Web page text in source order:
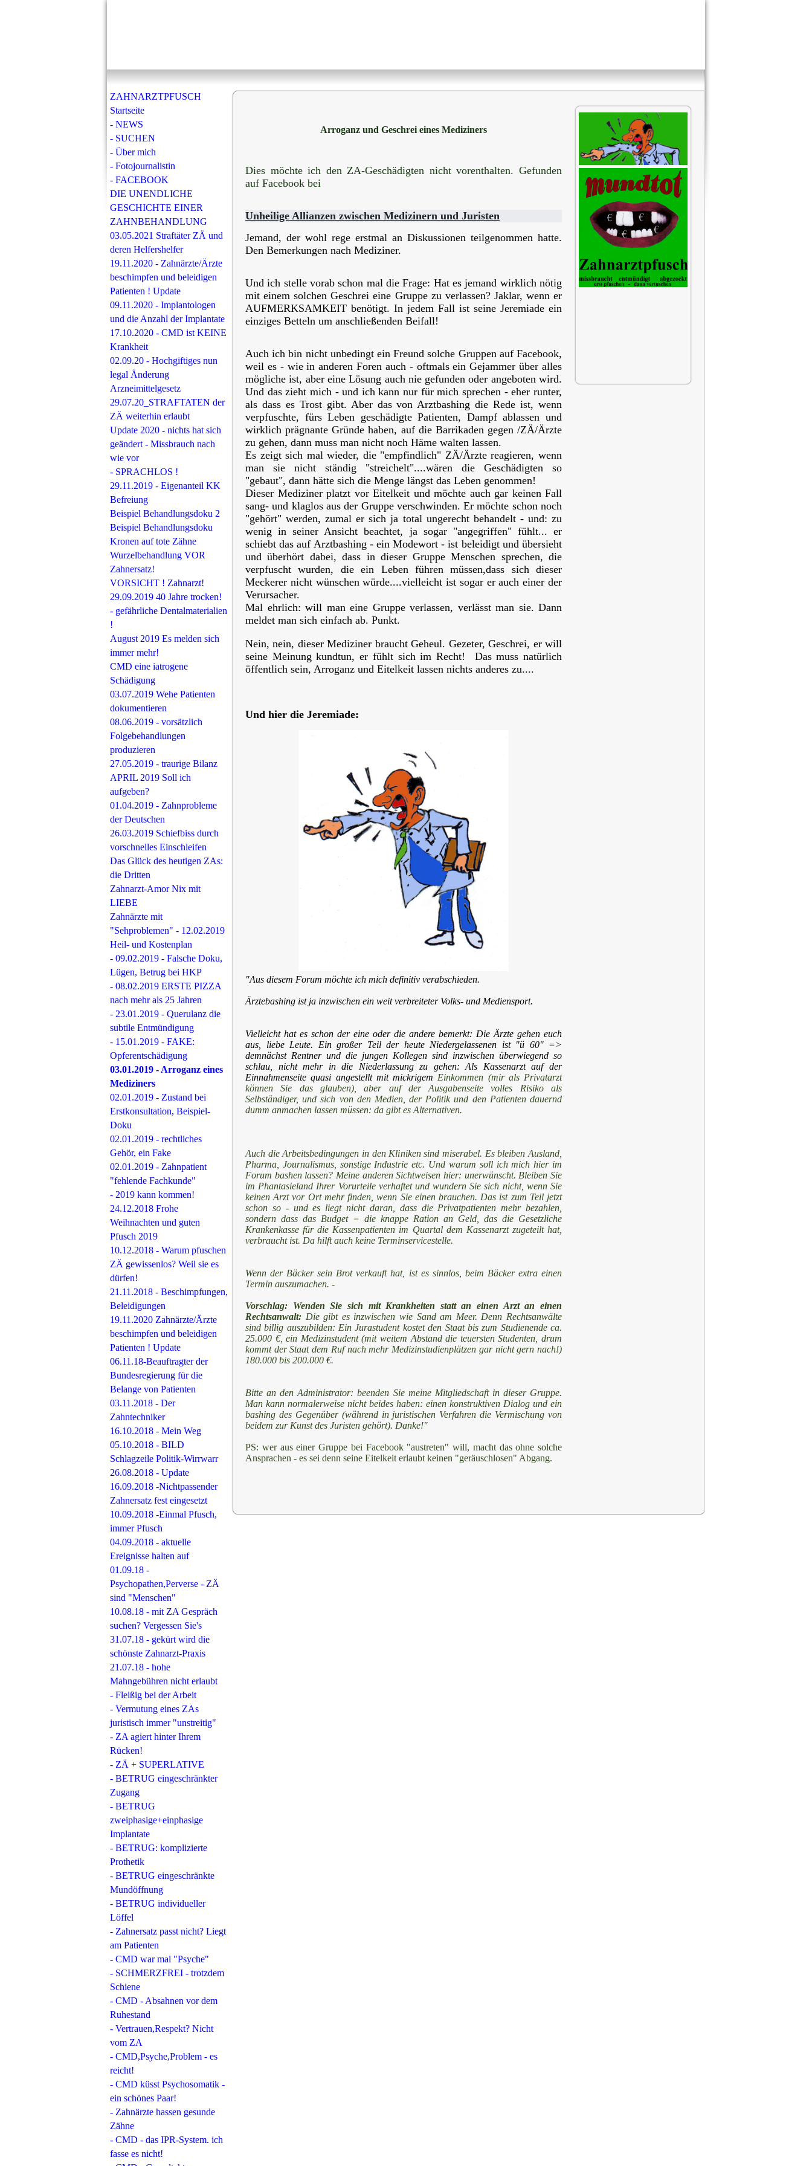
ZAHNARZTPFUSCH
Startseite
- NEWS
- SUCHEN
- Über mich
- Fotojournalistin
- FACEBOOK
DIE UNENDLICHE
GESCHICHTE EINER
ZAHNBEHANDLUNG
03.05.2021 Straftäter ZÄ und
deren Helfershelfer
19.11.2020 - Zahnärzte/Ärzte
beschimpfen und beleidigen
Patienten ! Update
09.11.2020 - Implantologen
und die Anzahl der Implantate
17.10.2020 - CMD ist KEINE
Krankheit
02.09.20 - Hochgiftiges nun
legal Änderung
Arzneimittelgesetz
29.07.20_STRAFTATEN der
ZÄ weiterhin erlaubt
Update 2020 - nichts hat sich
geändert - Missbrauch nach
wie vor
- SPRACHLOS !
29.11.2019 - Eigenanteil KK
Befreiung
Beispiel Behandlungsdoku 2
Beispiel Behandlungsdoku
Kronen auf tote Zähne
Wurzelbehandlung VOR
Zahnersatz!
VORSICHT ! Zahnarzt!
29.09.2019 40 Jahre trocken!
- gefährliche Dentalmaterialien
!
August 2019 Es melden sich
immer mehr!
CMD eine iatrogene
Schädigung
03.07.2019 Wehe Patienten
dokumentieren
08.06.2019 - vorsätzlich
Folgebehandlungen
produzieren
27.05.2019 - traurige Bilanz
APRIL 2019 Soll ich
aufgeben?
01.04.2019 - Zahnprobleme
der Deutschen
26.03.2019 Schiefbiss durch
vorschnelles Einschleifen
Das Glück des heutigen ZAs:
die Dritten
Zahnarzt-Amor Nix mit
LIEBE
Zahnärzte mit
"Sehproblemen" - 12.02.2019
Heil- und Kostenplan
- 09.02.2019 - Falsche Doku,
Lügen, Betrug bei HKP
- 08.02.2019 ERSTE PIZZA
nach mehr als 25 Jahren
- 23.01.2019 - Querulanz die
subtile Entmündigung
- 15.01.2019 - FAKE:
Opferentschädigung
03.01.2019 - Arroganz eines
Mediziners
02.01.2019 - Zustand bei
Erstkonsultation, Beispiel-
Doku
02.01.2019 - rechtliches
Gehör, ein Fake
02.01.2019 - Zahnpatient
"fehlende Fachkunde"
- 2019 kann kommen!
24.12.2018 Frohe
Weihnachten und guten
Pfusch 2019
10.12.2018 - Warum pfuschen
ZÄ gewissenlos? Weil sie es
dürfen!
21.11.2018 - Beschimpfungen,
Beleidigungen
19.11.2020 Zahnärzte/Ärzte
beschimpfen und beleidigen
Patienten ! Update
06.11.18-Beauftragter der
Bundesregierung für die
Belange von Patienten
03.11.2018 - Der
Zahntechniker
16.10.2018 - Mein Weg
05.10.2018 - BILD
Schlagzeile Politik-Wirrwarr
26.08.2018 - Update
16.09.2018 -Nichtpassender
Zahnersatz fest eingesetzt
10.09.2018 -Einmal Pfusch,
immer Pfusch
04.09.2018 - aktuelle
Ereignisse halten auf
01.09.18 -
Psychopathen,Perverse - ZÄ
sind "Menschen"
10.08.18 - mit ZA Gespräch
suchen? Vergessen Sie's
31.07.18 - gekürt wird die
schönste Zahnarzt-Praxis
21.07.18 - hohe
Mahngebühren nicht erlaubt
- Fleißig bei der Arbeit
- Vermutung eines ZAs
juristisch immer "unstreitig"
- ZA agiert hinter Ihrem
Rücken!
- ZÄ + SUPERLATIVE
- BETRUG eingeschränkter
Zugang
- BETRUG
zweiphasige+einphasige
Implantate
- BETRUG: komplizierte
Prothetik
- BETRUG eingeschränkte
Mundöffnung
- BETRUG individueller
Löffel
- Zahnersatz passt nicht? Liegt
am Patienten
- CMD war mal "Psyche"
- SCHMERZFREI - trotzdem
Schiene
- CMD - Absahnen vor dem
Ruhestand
- Vertrauen,Respekt? Nicht
vom ZA
- CMD,Psyche,Problem - es
reicht!
- CMD küsst Psychosomatik -
ein schönes Paar!
- Zahnärzte hassen gesunde
Zähne
- CMD - das IPR-System. ich
fasse es nicht!
Arroganz und Geschrei eines Mediziners
Dies möchte ich den ZA-Geschädigten nicht vorenthalten. Gefunden
auf Facebook bei
Unheilige Allianzen zwischen Medizinern und Juristen
Jemand, der wohl rege erstmal an Diskussionen teilgenommen hatte.
Den Bemerkungen nach Mediziner.
Und ich stelle vorab schon mal die Frage: Hat es jemand wirklich nötig
mit einem solchen Geschrei eine Gruppe zu verlassen? Jaklar, wenn er
AUFMERKSAMKEIT benötigt. In jedem Fall ist seine Jeremiade ein
einziges Betteln um anschließenden Beifall!
Auch ich bin nicht unbedingt ein Freund solche Gruppen auf Facebook,
weil es - wie in anderen Foren auch - oftmals ein Gejammer über alles
mögliche ist, aber eine Lösung auch nie gefunden oder angeboten wird.
Und das zieht mich - und ich kann nur für mich sprechen - eher runter,
als dass es Trost gibt. Aber das von Arztbashing die Rede ist, wenn
verpfuschte, fürs Leben geschädigte Patienten, Dampf ablassen und
wirklich prägnante Gründe haben, auf die Barrikaden gegen /ZÄ/Ärzte
zu gehen, dann muss man nicht noch Häme walten lassen.
Es zeigt sich mal wieder, die "empfindlich" ZÄ/Ärzte reagieren, wenn
man sie nicht ständig "streichelt"....wären die Geschädigten so
"gebaut", dann hätte sich die Menge längst das Leben genommen!
Dieser Mediziner platzt vor Eitelkeit und möchte auch gar keinen Fall
sang- und klaglos aus der Gruppe verschwinden. Er möchte schon noch
"gehört" werden, zumal er sich ja total ungerecht behandelt - und: zu
wenig in seiner Ansicht beachtet, ja sogar "angegriffen" fühlt... er
schiebt das auf Arztbashing - ein Modewort - ist beleidigt und übersieht
und überhört dabei, dass in dieser Gruppe Menschen sprechen, die
verpfuscht wurden, die ein Leben führen müssen,dass sich dieser
Meckerer nicht wünschen würde....vielleicht ist sogar er auch einer der
Verursacher.
Mal ehrlich: will man eine Gruppe verlassen, verlässt man sie. Dann
meldet man sich einfach ab. Punkt.
Nein, nein, dieser Mediziner braucht Geheul. Gezeter, Geschrei, er will
seine Meinung kundtun, er fühlt sich im Recht! Das muss natürlich
öffentlich sein, Arroganz und Eitelkeit lassen nichts anderes zu....
Und hier die Jeremiade:
"Aus diesem Forum möchte ich mich definitiv verabschieden.
Ärztebashing ist ja inzwischen ein weit verbreiteter Volks- und Mediensport.
Vielleicht hat es schon der eine oder die andere bemerkt: Die Ärzte gehen euch
aus, liebe Leute. Ein großer Teil der heute Niedergelassenen ist "ü 60" =>
demnächst Rentner und die jungen Kollegen sind inzwischen überwiegend so
schlau, nicht mehr in die Niederlassung zu gehen: Als Kassenarzt auf der
Einnahmenseite quasi angestellt mit mickrigem Einkommen (mir als Privatarzt
können Sie das glauben), aber auf der Ausgabenseite volles Risiko als
Selbständiger, und sich von den Medien, der Politik und den Patienten dauernd
dumm anmachen lassen müssen: da gibt es Alternativen.
Auch die Arbeitsbedingungen in den Kliniken sind miserabel. Es bleiben Ausland,
Pharma, Journalismus, sonstige Industrie etc. Und warum soll ich mich hier im
Forum bashen lassen? Meine anderen Sichtweisen hier: unerwünscht. Bleiben Sie
im Phantasieland Ihrer Vorurteile verhaftet und wundern Sie sich nicht, wenn Sie
keinen Arzt vor Ort mehr finden, wenn Sie einen brauchen. Das ist zum Teil jetzt
schon so - und es liegt nicht daran, dass die Privatpatienten mehr bezahlen,
sondern dass das Budget = die knappe Ration an Geld, das die Gesetzliche
Krankenkasse für die Kassenpatienten im Quartal dem Kassenarzt zugeteilt hat,
verbraucht ist. Da hilft auch keine Terminservicestelle.
Wenn der Bäcker sein Brot verkauft hat, ist es sinnlos, beim Bäcker extra einen
Termin auszumachen. -
Vorschlag: Wenden Sie sich mit Krankheiten statt an einen Arzt an einen
Rechtsanwalt: Die gibt es inzwischen wie Sand am Meer. Denn Rechtsanwälte
sind billig auszubilden: Ein Jurastudent kostet den Staat bis zum Studienende ca.
25.000 €, ein Medizinstudent (mit weitem Abstand die teuersten Studenten, drum
kommt der Staat dem Ruf nach mehr Medizinstudienplätzen gar nicht gern nach!)
180.000 bis 200.000 €.
Bitte an den Administrator: beenden Sie meine Mitgliedschaft in dieser Gruppe.
Man kann normalerweise nicht beides haben: einen konstruktiven Dialog und ein
bashing des Gegenüber (während in juristischen Verfahren die Vermischung von
beidem zur Kunst des Juristen gehört). Danke!"
PS: wer aus einer Gruppe bei Facebook "austreten" will, macht das ohne solche
Ansprachen - es sei denn seine Eitelkeit erlaubt keinen "geräuschlosen" Abgang.